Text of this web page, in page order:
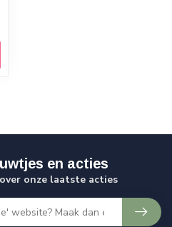
en acties
onze laatste acties